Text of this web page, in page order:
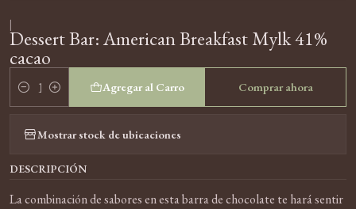
|
Dessert Bar: American Breakfast Mylk 41%
cacao
Cantidad
Agregar al Carro Comprar ahora
Mostrar stock de ubicaciones
DESCRIPCIÓN
La combinación de sabores en esta barra de chocolate te hará sentir